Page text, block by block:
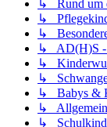
↳ Rund um
↳
↳
↳ AD(H)S -
↳
↳
↳ Babys &
↳ Allgemein
↳